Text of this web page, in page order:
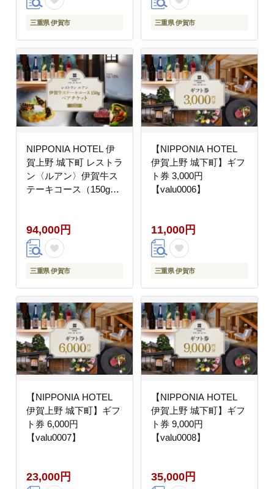
三重県 伊賀市 三重県 伊賀市
NIPPONIA HOTEL 伊
賀上野 城下町 レストラ
ン〈ルアン〉伊賀牛ス
テーキコース（150g）
94,000円
三重県 伊賀市
【NIPPONIA HOTEL
伊賀上野 城下町】ギフ
ト券 3,000円
【valu0006】
11,000円
三重県 伊賀市
【NIPPONIA HOTEL
伊賀上野 城下町】ギフ
ト券 6,000円
【valu0007】
23,000円
【NIPPONIA HOTEL
伊賀上野 城下町】ギフ
ト券 9,000円
【valu0008】
35,000円